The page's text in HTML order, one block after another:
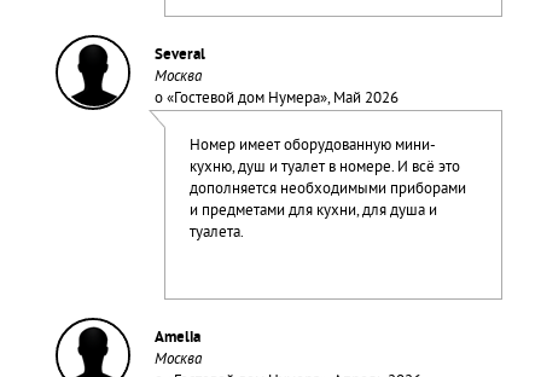
Several
Москва
о «Гостевой дом Нумера», Май 2026
Номер имеет оборудованную мини-
кухню, душ и туалет в номере. И всё это
дополняется необходимыми приборами
и предметами для кухни, для душа и
туалета.
Amelia
Москва